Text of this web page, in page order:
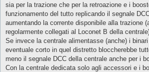
sia per la trazione che per la retroazione e i
funzionamento del tutto replicando il segnale
aumentando la corrente disponibile alla trazione
regolarmente collegati al Loconet B della
Se invece la centrale alimentasse (anche) i
eventuale corto in quel distretto bloccherebbe
meno il segnale DCC della centrale anche per i
Con la centrale dedicata solo agli accessori e i